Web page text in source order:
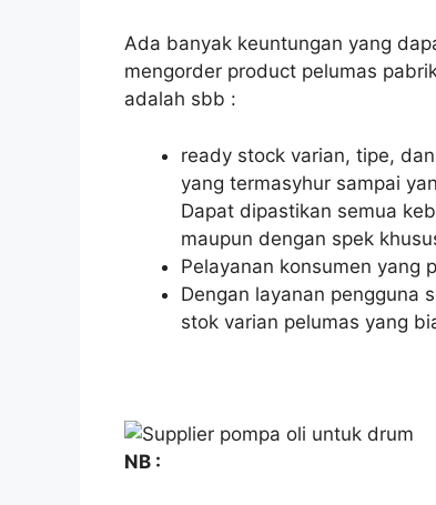
Ada banyak keuntungan yang
mengorder product pelumas
adalah sbb :
ready stock varian, tipe,
yang termasyhur sampai
Dapat dipastikan semua
maupun dengan spek
Pelayanan konsumen yang
Dengan layanan pengguna
stok varian pelumas yang
NB :